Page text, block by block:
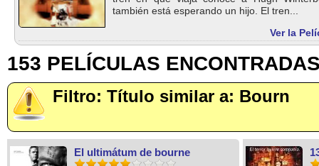
también está esperando un hijo. El tren...
Ver la
153 PELÍCULAS
Filtro: Título similar a: Bourn
El ultimátum de bourne